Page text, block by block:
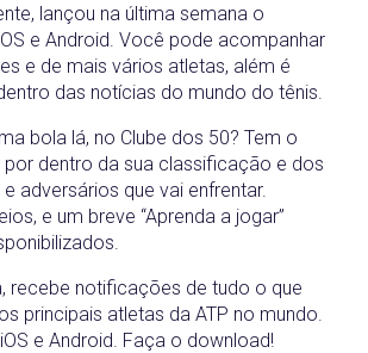
lançou na última semana o
e Android. Você pode acompanhar
e de mais vários atletas, além é
das notícias do mundo do tênis.
bola lá, no Clube dos 50? Tem o
por dentro da sua classificação e dos
adversários que vai enfrentar.
e um breve “Aprenda a jogar”
recebe notificações de tudo o que
principais atletas da ATP no mundo.
e Android. Faça o download!